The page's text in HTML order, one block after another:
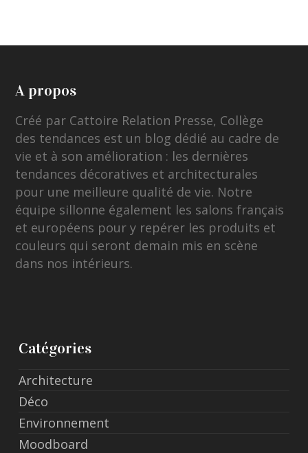
A propos
Créé par Cattoire Relation Presse, Collège
des tendances est un blog dédié au cadre de
vie et à son amélioration : les dernières
tendances décoratives et architecturales
pour une meilleure qualité de vie. Notre
équipe sillonne également les salons français
et européens pour y repérer les produits et
couleurs qui seront demain mis en scène
dans nos intérieurs.
Catégories
Architecture
Déco
Environnement
Moodboard